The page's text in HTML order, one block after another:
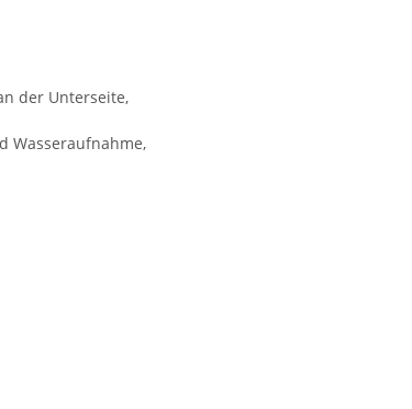
der Unterseite,
Wasseraufnahme,